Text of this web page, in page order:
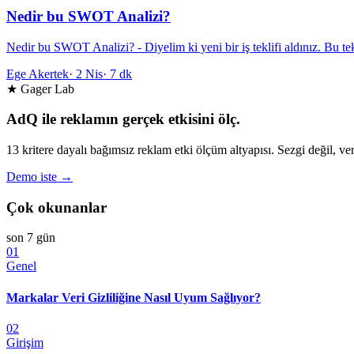
Nedir bu SWOT Analizi?
Nedir bu SWOT Analizi? - Diyelim ki yeni bir iş teklifi aldınız. Bu
Ege Akertek· 2 Nis· 7 dk
★ Gager Lab
AdQ ile reklamın gerçek etkisini ölç.
13 kritere dayalı bağımsız reklam etki ölçüm altyapısı. Sezgi değil,
Demo iste →
Çok okunanlar
son 7 gün
01
Genel
Markalar Veri Gizliliğine Nasıl Uyum Sağlıyor?
02
Girişim